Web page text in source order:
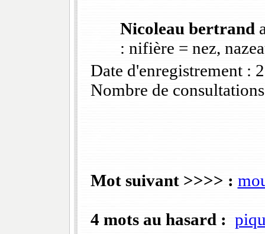
Nicoleau bertrand
: nifière = nez,
Date d'enregistrement :
Nombre de
Mot suivant >>>> :
4 mots au hasard :